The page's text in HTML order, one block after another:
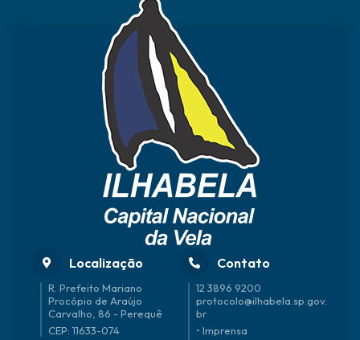
Localização
R. Prefeito Mariano
Procópio de Araújo
Carvalho, 86 - Perequê
CEP: 11633-074
Contato
12 3896 9200
protocolo@ilhabela.sp.gov.
br
• Imprensa